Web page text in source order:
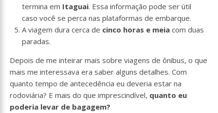
termina em Itaguai. Essa informação pode ser útil
caso você se perca nas plataformas de embarque.
A viagem dura cerca de cinco horas e meia com duas
paradas.
Depois de me inteirar mais sobre viagens de ônibus, o que
mais me interessava era saber alguns detalhes. Com
quanto tempo de antecedência eu deveria estar na
rodoviária? E mais do que imprescindível, quanto eu
poderia levar de bagagem?